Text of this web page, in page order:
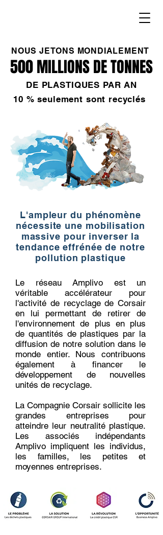
NOUS JETONS MONDIALEMENT
500 MILLIONS DE TONNES
500 MILLIONS DE TONNES
DE PLASTIQUES PAR AN
10 % seulement sont recyclés
L'ampleur du phénomène
nécessite une mobilisation
massive pour inverser la
tendance effrénée de notre
pollution plastique
Le réseau Amplivo est un
véritable accélérateur pour
l'activité de recyclage de Corsair
en lui permettant de retirer de
l'environnement de plus en plus
de quantités de plastiques par la
diffusion de notre solution dans le
monde entier. Nous contribuons
également à financer le
développement de nouvelles
unités de recyclage.
La Compagnie Corsair sollicite les
grandes entreprises pour
atteindre leur neutralité plastique.
Les associés indépendants
Amplivo impliquent les individus,
les familles, les petites et
moyennes entreprises.